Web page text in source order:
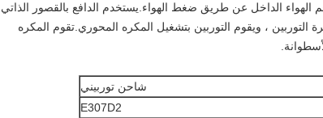
الداخل عن طريق ضغط الهواء.يستخدم الدافع بالقصور الذاتي
التوربين ، ويقوم التوربين بتشغيل المكره المحوري.تقوم المكره
شاحن توربيني
E307D2